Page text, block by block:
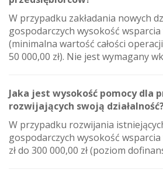
W przypadku zakładania nowych
gospodarczych wysokość wsparcia
(minimalna wartość całości
50 000,00 zł). Nie jest wymagany
Jaka jest wysokość pomocy dla
rozwijających swoją
W przypadku rozwijania
gospodarczych wysokość
zł do 300 000,00 zł (poziom